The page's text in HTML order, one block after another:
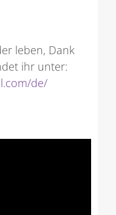
leben, Dank
ihr unter:
de/